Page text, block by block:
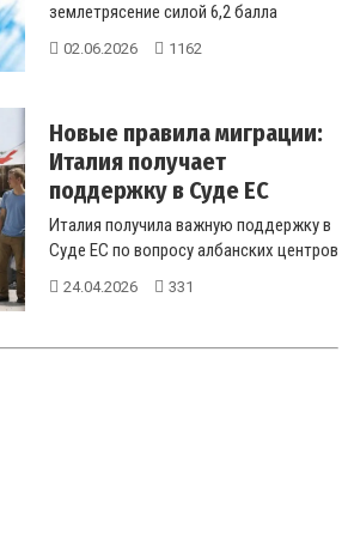
землетрясение силой 6,2 балла
всколыхнуло Калабрию и Сицилию.
02.06.2026 1162
Новые правила миграции:
Италия получает
поддержку в Суде ЕС
Италия получила важную поддержку в
Суде ЕС по вопросу албанских центров
для мигрантов. Николас Эмили...
24.04.2026 331